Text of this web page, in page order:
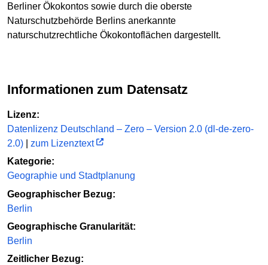
Berliner Ökokontos sowie durch die oberste
Naturschutzbehörde Berlins anerkannte
naturschutzrechtliche Ökokontoflächen dargestellt.
Informationen zum Datensatz
Lizenz:
Datenlizenz Deutschland – Zero – Version 2.0 (dl-de-zero-
2.0)
zum Lizenztext
Kategorie:
Geographie und Stadtplanung
Geographischer Bezug:
Berlin
Geographische Granularität:
Berlin
Zeitlicher Bezug: